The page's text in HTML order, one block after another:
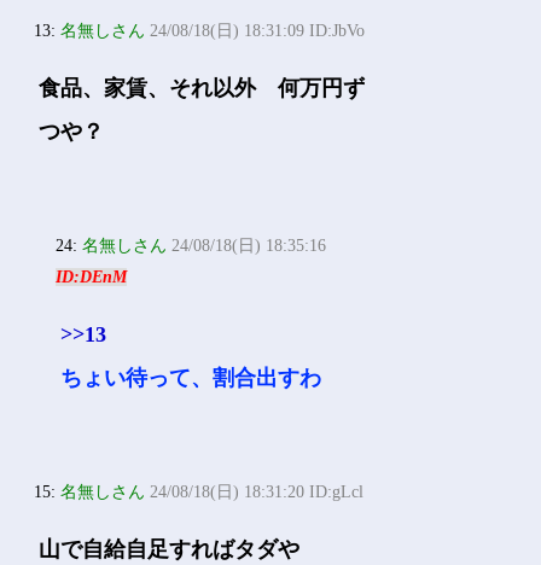
13:名無しさん 24/08/18(日) 18:31:09 ID:JbVo
食品、家賃、それ以外 何万円ず
つや？
24:名無しさん 24/08/18(日) 18:35:16
ID:DEnM
>>13
ちょい待って、割合出すわ
15:名無しさん 24/08/18(日) 18:31:20 ID:gLcl
山で自給自足すればタダや